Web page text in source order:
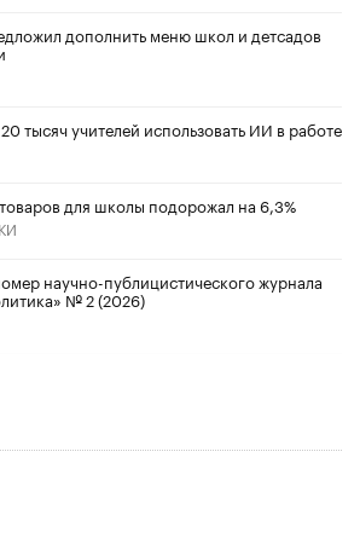
дополнить меню школ и детсадов
тысяч учителей использовать ИИ в работе
для школы подорожал на 6,3%
научно-публицистического журнала
№ 2 (2026)